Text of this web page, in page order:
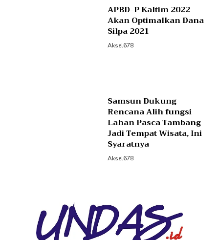
APBD-P Kaltim 2022
Akan Optimalkan Dana
Silpa 2021
Aksel678
Samsun Dukung
Rencana Alih fungsi
Lahan Pasca Tambang
Jadi Tempat Wisata, Ini
Syaratnya
Aksel678